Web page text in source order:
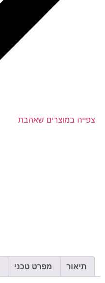
צפייה במוצרים שאהבת
תיאור מפרט טכני